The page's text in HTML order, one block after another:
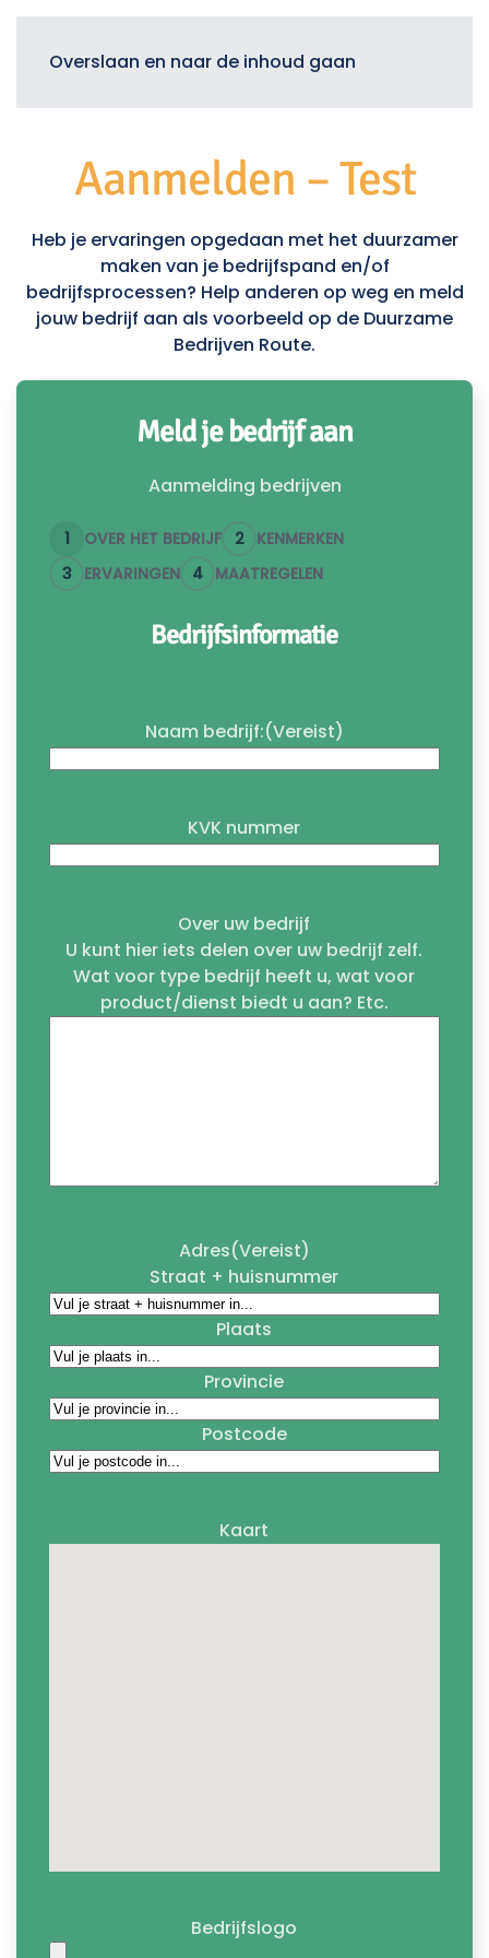
Overslaan en naar de inhoud gaan
Aanmelden – Test
Heb je ervaringen opgedaan met het duurzamer
maken van je bedrijfspand en/of
bedrijfsprocessen? Help anderen op weg en meld
jouw bedrijf aan als voorbeeld op de Duurzame
Bedrijven Route.
Meld je bedrijf aan
Aanmelding bedrijven
1 OVER HET BEDRIJF 2
KENMERKEN
3
ERVARINGEN 4 MAATREGELEN
Bedrijfsinformatie
Naam bedrijf:(Vereist)
KVK nummer
Over uw bedrijf
U kunt hier iets delen over uw bedrijf zelf.
Wat voor type bedrijf heeft u, wat voor
product/dienst biedt u aan? Etc.
Adres(Vereist)
Straat + huisnummer
Plaats
Provincie
Postcode
Kaart
Bedrijfslogo